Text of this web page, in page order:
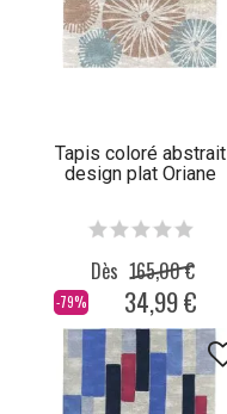
Tapis coloré abstrait
design plat Oriane
-79%
Dès 165,00 €
34,99 €